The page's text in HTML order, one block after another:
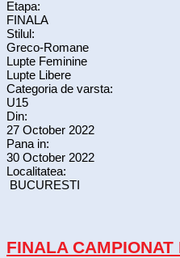
Etapa:
FINALA
Stilul:
Greco-Romane
Lupte Feminine
Lupte Libere
Categoria de varsta:
U15
Din:
27 October 2022
Pana in:
30 October 2022
Localitatea:
BUCURESTI
FINALA CAMPIONAT